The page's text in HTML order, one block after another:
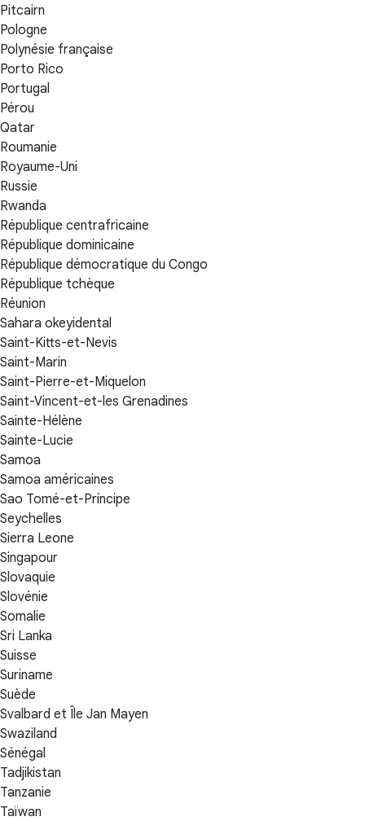
Pitcairn
Pologne
Polynésie française
Porto Rico
Portugal
Pérou
Qatar
Roumanie
Royaume-Uni
Russie
Rwanda
République centrafricaine
République dominicaine
République démocratique du Congo
République tchèque
Réunion
Sahara okeyidental
Saint-Kitts-et-Nevis
Saint-Marin
Saint-Pierre-et-Miquelon
Saint-Vincent-et-les Grenadines
Sainte-Hélène
Sainte-Lucie
Samoa
Samoa américaines
Sao Tomé-et-Príncipe
Seychelles
Sierra Leone
Singapour
Slovaquie
Slovénie
Somalie
Sri Lanka
Suisse
Suriname
Suède
Svalbard et Île Jan Mayen
Swaziland
Sénégal
Tadjikistan
Tanzanie
Taïwan